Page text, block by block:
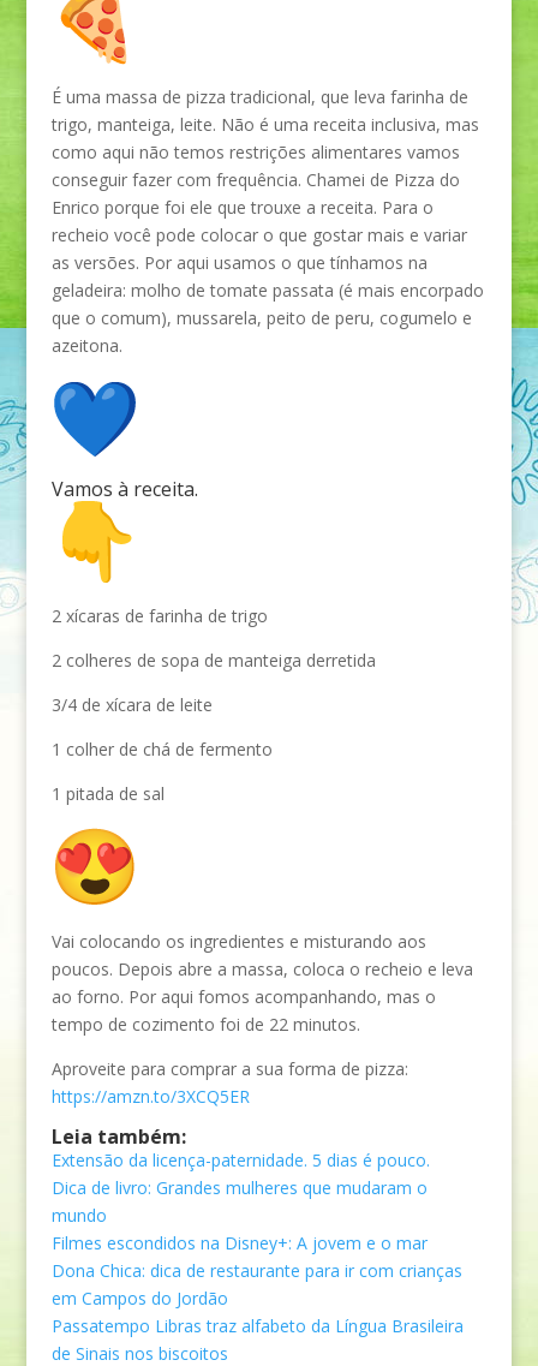
É uma massa de pizza tradicional, que leva farinha de
trigo, manteiga, leite. Não é uma receita inclusiva, mas
como aqui não temos restrições alimentares vamos
conseguir fazer com frequência. Chamei de Pizza do
Enrico porque foi ele que trouxe a receita. Para o
recheio você pode colocar o que gostar mais e variar
as versões. Por aqui usamos o que tínhamos na
geladeira: molho de tomate passata (é mais encorpado
que o comum), mussarela, peito de peru, cogumelo e
azeitona.
Vamos à receita.
2 xícaras de farinha de trigo
2 colheres de sopa de manteiga derretida
3/4 de xícara de leite
1 colher de chá de fermento
1 pitada de sal
Vai colocando os ingredientes e misturando aos
poucos. Depois abre a massa, coloca o recheio e leva
ao forno. Por aqui fomos acompanhando, mas o
tempo de cozimento foi de 22 minutos.
Aproveite para comprar a sua forma de pizza:
https://amzn.to/3XCQ5ER
Leia também:
Extensão da licença-paternidade. 5 dias é pouco.
Dica de livro: Grandes mulheres que mudaram o
mundo
Filmes escondidos na Disney+: A jovem e o mar
Dona Chica: dica de restaurante para ir com crianças
em Campos do Jordão
Passatempo Libras traz alfabeto da Língua Brasileira
de Sinais nos biscoitos